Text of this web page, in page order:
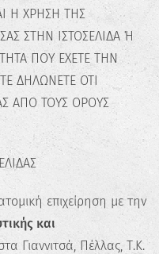
Η ΧΡΗΣΗ ΤΗΣ
ΣΤΗΝ ΙΣΤΟΣΕΛΙΔΑ Ή
ΠΟΥ ΕΧΕΤΕ ΤΗΝ
ΔΗΛΩΝΕΤΕ ΟΤΙ
ΑΠΟ ΤΟΥΣ ΟΡΟΥΣ
επιχείρηση με την
και
Γιαννιτσά, Πέλλας, Τ.Κ.